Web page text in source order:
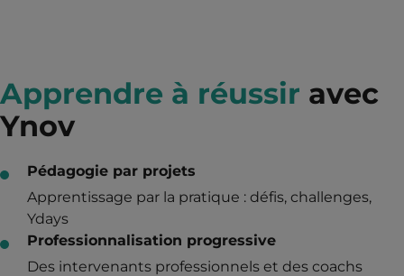
Apprendre à réussir avec
Ynov
Pédagogie par projets
Apprentissage par la pratique : défis, challenges,
Ydays
Professionnalisation progressive
Des intervenants professionnels et des coachs